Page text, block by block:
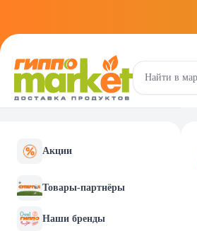
Акции
Товары-партнёры
Наши бренды